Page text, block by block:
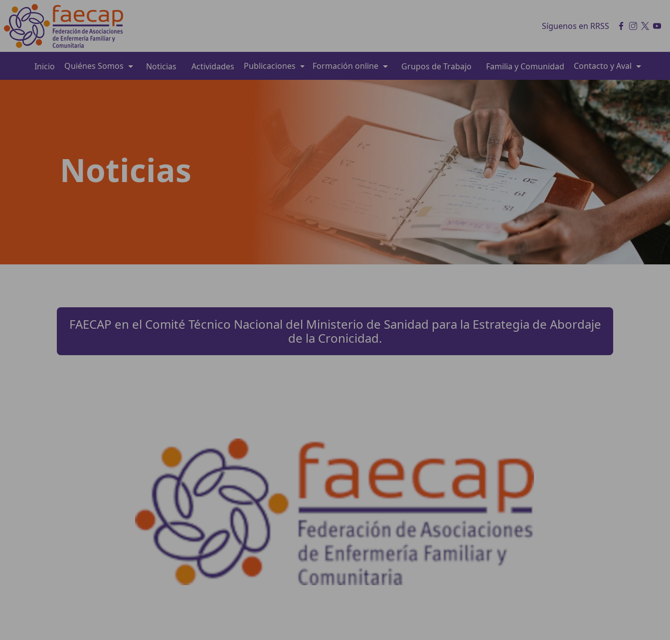
Síguenos en RRSS
Inicio Quiénes Somos Noticias Actividades Publicaciones Formación online Grupos de Trabajo Familia y Comunidad Contacto y Aval
Noticias
FAECAP en el Comité Técnico Nacional del Ministerio de Sanidad para la Estrategia de Abordaje
de la Cronicidad.